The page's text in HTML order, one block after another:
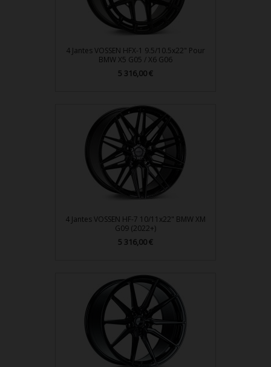
4 Jantes VOSSEN HFX-1 9.5/10.5x22" Pour
BMW X5 G05 / X6 G06
Prix
5 316,00 €
4 Jantes VOSSEN HF-7 10/11x22" BMW XM
G09 (2022+)
Prix
5 316,00 €